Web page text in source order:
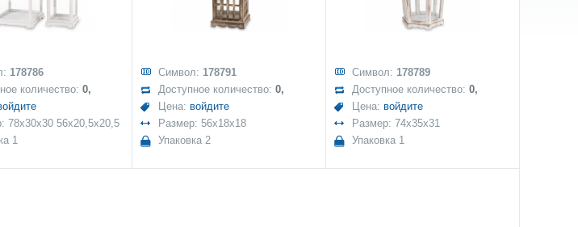
178786
количество: 0,
78x30x30 56x20,5x20,5
1
Символ: 178791
Доступное количество: 0,
Цена: войдите
Размер: 56x18x18
Упаковка 2
Символ: 178789
Доступное количество: 0,
Цена: войдите
Размер: 74x35x31
Упаковка 1